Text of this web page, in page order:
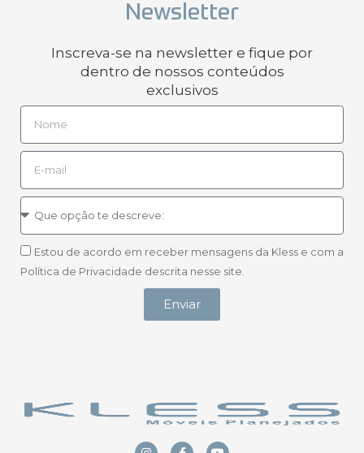
Newsletter
Inscreva-se na newsletter e fique por
dentro de nossos conteúdos
exclusivos
Estou de acordo em receber mensagens da Kless e com a
Política de Privacidade descrita nesse site.
Enviar